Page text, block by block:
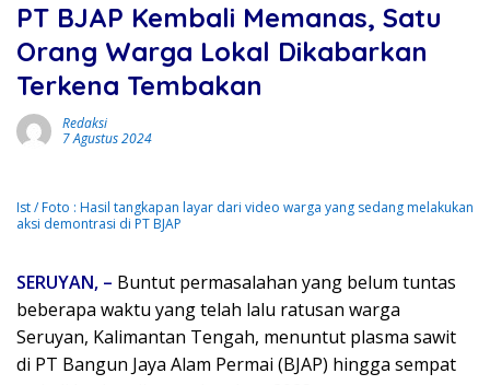
PT BJAP Kembali Memanas, Satu
Orang Warga Lokal Dikabarkan
Terkena Tembakan
Redaksi
7 Agustus 2024
Ist / Foto : Hasil tangkapan layar dari video warga yang sedang melakukan
aksi demontrasi di PT BJAP
SERUYAN, – Buntut permasalahan yang belum tuntas
beberapa waktu yang telah lalu ratusan warga
Seruyan, Kalimantan Tengah, menuntut plasma sawit
di PT Bangun Jaya Alam Permai (BJAP) hingga sempat